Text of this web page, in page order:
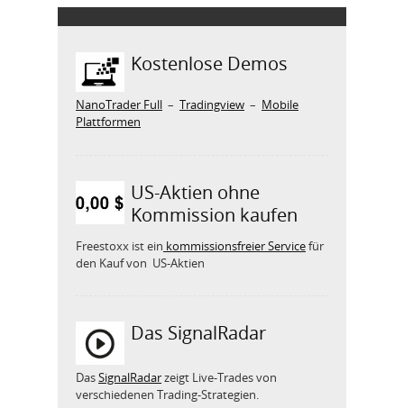
Kostenlose Demos
NanoTrader Full – Tradingview – Mobile
Plattformen
US-Aktien ohne
Kommission kaufen
Freestoxx ist ein kommissionsfreier Servicefür
den Kauf von US-Aktien
Das SignalRadar
DasSignalRadarzeigt Live-Trades von
verschiedenen Trading-Strategien.